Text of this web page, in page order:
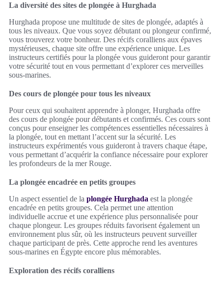
La diversité des sites de plongée à Hurghada
Hurghada propose une multitude de sites de plongée, adaptés à
tous les niveaux. Que vous soyez débutant ou plongeur confirmé,
vous trouverez votre bonheur. Des récifs coralliens aux épaves
mystérieuses, chaque site offre une expérience unique. Les
instructeurs certifiés pour la plongée vous guideront pour garantir
votre sécurité tout en vous permettant d’explorer ces merveilles
sous-marines.
Des cours de plongée pour tous les niveaux
Pour ceux qui souhaitent apprendre à plonger, Hurghada offre
des cours de plongée pour débutants et confirmés. Ces cours sont
conçus pour enseigner les compétences essentielles nécessaires à
la plongée, tout en mettant l’accent sur la sécurité. Les
instructeurs expérimentés vous guideront à travers chaque étape,
vous permettant d’acquérir la confiance nécessaire pour explorer
les profondeurs de la mer Rouge.
La plongée encadrée en petits groupes
Un aspect essentiel de la plongée Hurghada est la plongée
encadrée en petits groupes. Cela permet une attention
individuelle accrue et une expérience plus personnalisée pour
chaque plongeur. Les groupes réduits favorisent également un
environnement plus sûr, où les instructeurs peuvent surveiller
chaque participant de près. Cette approche rend les aventures
sous-marines en Égypte encore plus mémorables.
Exploration des récifs coralliens